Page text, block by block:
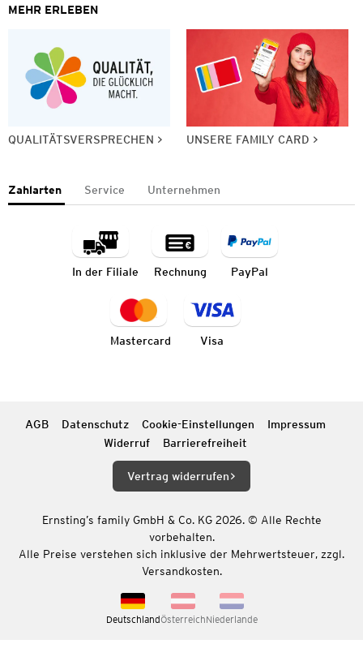
MEHR ERLEBEN
QUALITÄTSVERSPRECHEN UNSERE FAMILY CARD
Zahlarten Service Unternehmen
In der Filiale Rechnung PayPal
Mastercard Visa
AGB Datenschutz Cookie-Einstellungen
Impressum
Widerruf
Barrierefreiheit
Vertrag widerrufen
Ernsting’s family GmbH & Co. KG 2026. © Alle Rechte
vorbehalten.
Alle Preise verstehen sich inklusive der Mehrwertsteuer, zzgl.
Versandkosten.
DeutschlandÖsterreichNiederlande